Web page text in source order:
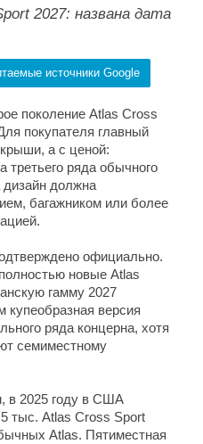
2027: названа дата
источники Google
поколение Atlas Cross
покупателя главный
а с ценой:
третьего ряда обычного
дизайн должна
багажником или более
официально.
новые Atlas
гамму 2027
купеобразная версия
ряда концерна, хотя
семиместному
в 2025 году в США
тыс. Atlas Cross Sport
Atlas. Пятиместная